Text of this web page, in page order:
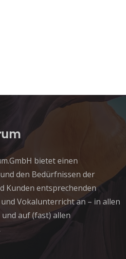
bietet einen
den Bedürfnissen der
Kunden entsprechenden
Vokalunterricht an – in allen
auf (fast) allen